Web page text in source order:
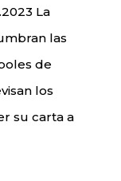
La
las
de
los
su carta a